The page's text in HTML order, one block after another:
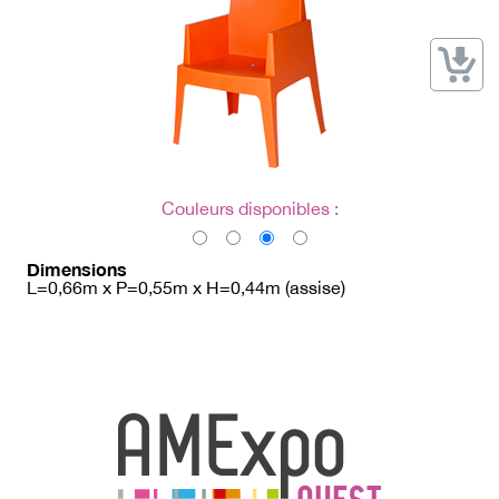
→ Noms / Références
Modélisation 2D/3D
Couleurs disponibles :
Dimensions
L=0,66m x P=0,55m x H=0,44m (assise)